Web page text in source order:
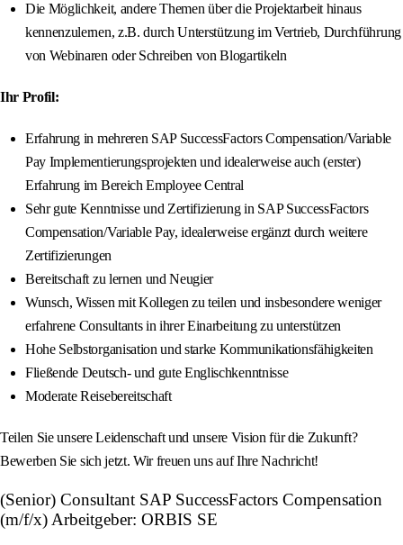
Die Möglichkeit, andere Themen über die Projektarbeit hinaus
kennenzulernen, z.B. durch Unterstützung im Vertrieb, Durchführung
von Webinaren oder Schreiben von Blogartikeln
Ihr Profil:
Erfahrung in mehreren SAP SuccessFactors Compensation/Variable
Pay Implementierungsprojekten und idealerweise auch (erster)
Erfahrung im Bereich Employee Central
Sehr gute Kenntnisse und Zertifizierung in SAP SuccessFactors
Compensation/Variable Pay, idealerweise ergänzt durch weitere
Zertifizierungen
Bereitschaft zu lernen und Neugier
Wunsch, Wissen mit Kollegen zu teilen und insbesondere weniger
erfahrene Consultants in ihrer Einarbeitung zu unterstützen
Hohe Selbstorganisation und starke Kommunikationsfähigkeiten
Fließende Deutsch- und gute Englischkenntnisse
Moderate Reisebereitschaft
Teilen Sie unsere Leidenschaft und unsere Vision für die Zukunft?
Bewerben Sie sich jetzt. Wir freuen uns auf Ihre Nachricht!
(Senior) Consultant SAP SuccessFactors Compensation
(m/f/x) Arbeitgeber: ORBIS SE